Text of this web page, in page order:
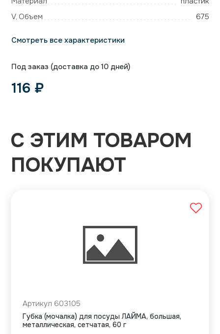
V, Объем
675
Смотреть все характеристики
Под заказ (доставка до 10 дней)
116 ₽
С ЭТИМ ТОВАРОМ
ПОКУПАЮТ
Артикул 603105
Губка (мочалка) для посуды ЛАЙМА, большая,
металлическая, сетчатая, 60 г